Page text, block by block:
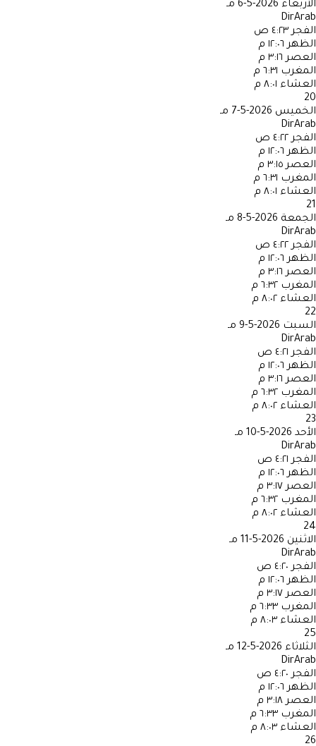
الأربعاء 2026-5-6 مـ
DirArab
الفجر ٤:٢٣ ص
الظهر ١٢:٠٦ م
العصر ٣:١٦ م
المغرب ٦:٣١ م
العشاء ٨:٠١ م
20
الخميس 2026-5-7 مـ
DirArab
الفجر ٤:٢٢ ص
الظهر ١٢:٠٦ م
العصر ٣:١٥ م
المغرب ٦:٣١ م
العشاء ٨:٠١ م
21
الجمعة 2026-5-8 مـ
DirArab
الفجر ٤:٢٢ ص
الظهر ١٢:٠٦ م
العصر ٣:١٦ م
المغرب ٦:٣٢ م
العشاء ٨:٠٢ م
22
السبت 2026-5-9 مـ
DirArab
الفجر ٤:٢١ ص
الظهر ١٢:٠٦ م
العصر ٣:١٦ م
المغرب ٦:٣٢ م
العشاء ٨:٠٢ م
23
الأحد 2026-5-10 مـ
DirArab
الفجر ٤:٢١ ص
الظهر ١٢:٠٦ م
العصر ٣:١٧ م
المغرب ٦:٣٢ م
العشاء ٨:٠٢ م
24
الاثنين 2026-5-11 مـ
DirArab
الفجر ٤:٢٠ ص
الظهر ١٢:٠٦ م
العصر ٣:١٧ م
المغرب ٦:٣٣ م
العشاء ٨:٠٣ م
25
الثلاثاء 2026-5-12 مـ
DirArab
الفجر ٤:٢٠ ص
الظهر ١٢:٠٦ م
العصر ٣:١٨ م
المغرب ٦:٣٣ م
العشاء ٨:٠٣ م
26